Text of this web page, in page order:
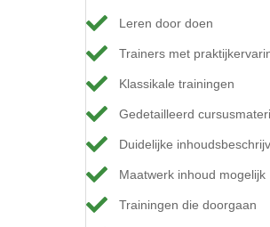
Leren door doen
Trainers met
Klassikale trainingen
Gedetailleerd
Duidelijke
Maatwerk inhoud mogelijk
Trainingen die doorgaan